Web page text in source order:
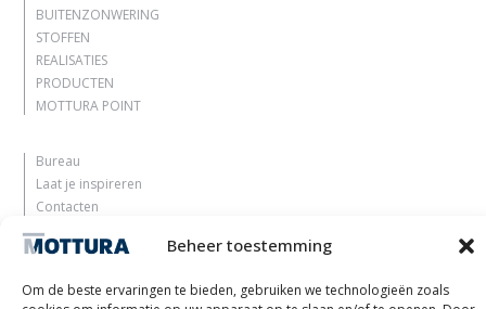
Beheer toestemming
Om de beste ervaringen te bieden, gebruiken we technologieën zoals
BUITENZONWERING
STOFFEN
REALISATIES
PRODUCTEN
MOTTURA POINT
Bureau
Laat je inspireren
Contacten
Werk met ons
Gereserveerd gebied
M2Net